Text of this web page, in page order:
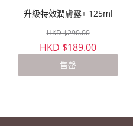
升級特效潤膚露+ 125ml
HKD $290.00
HKD $189.00
售罄